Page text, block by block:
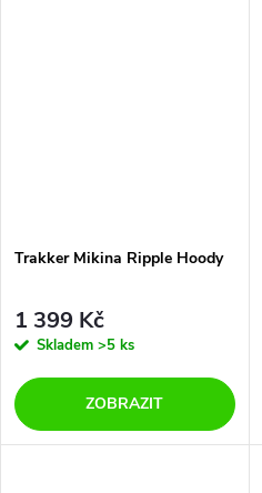
Trakker Mikina Ripple Hoody
1 399 Kč
Skladem >5 ks
ZOBRAZIT